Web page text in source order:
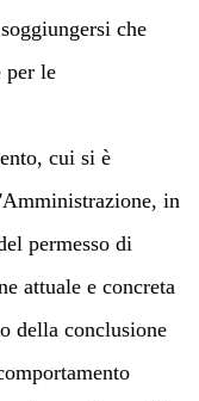
che
per le
cui si è
in
permesso di
attuale e concreta
della conclusione